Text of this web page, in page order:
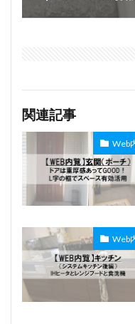
関連記事
Web
Web